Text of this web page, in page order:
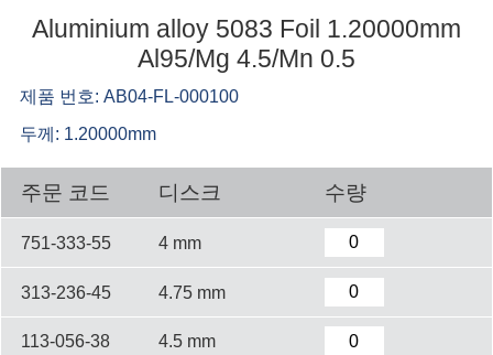
Aluminium alloy 5083 Foil 1.20000mm
Al95/Mg 4.5/Mn 0.5
제품 번호: AB04-FL-000100
두께: 1.20000mm
주문 코드 디스크 수량
751-333-55 4 mm
313-236-45 4.75 mm
113-056-38 4.5 mm